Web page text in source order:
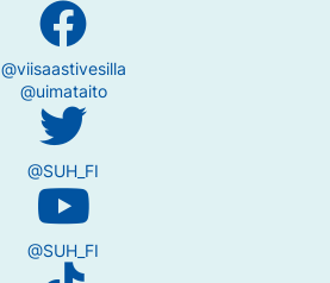
@viisaastivesilla
@uimataito
@SUH_FI
@SUH_FI